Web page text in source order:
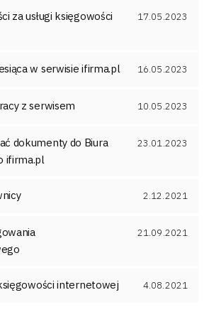
za usługi księgowości
17.05.2023
w serwisie ifirma.pl 16.05.2023
z serwisem 10.05.2023
dokumenty do Biura
ifirma.pl
23.01.2023
2.12.2021
21.09.2021
internetowej 4.08.2021